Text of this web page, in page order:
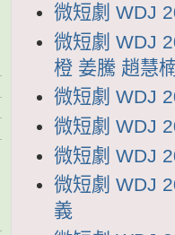
微短劇 WDJ
微短劇 WDJ
橙 姜騰 趙慧
微短劇 WDJ
微短劇 WDJ
微短劇 WDJ
微短劇 WDJ
義